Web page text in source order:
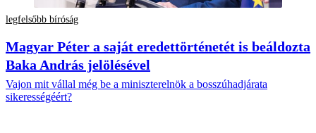
legfelsőbb bíróság
Magyar Péter a saját eredettörténetét is beáldozta
Baka András jelölésével
Vajon mit vállal még be a miniszterelnök a bosszúhadjárata
sikerességéért?